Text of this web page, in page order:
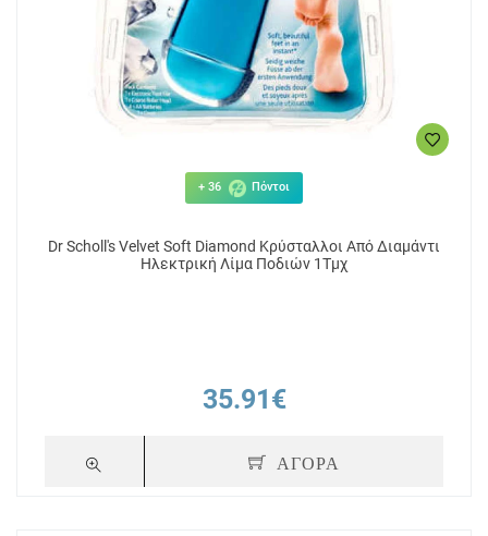
+ 36 Πόντοι
Dr Scholl's Velvet Soft Diamond Κρύσταλλοι Από Διαμάντι
Ηλεκτρική Λίμα Ποδιών 1Τμχ
35.91€
ΑΓΟΡΑ